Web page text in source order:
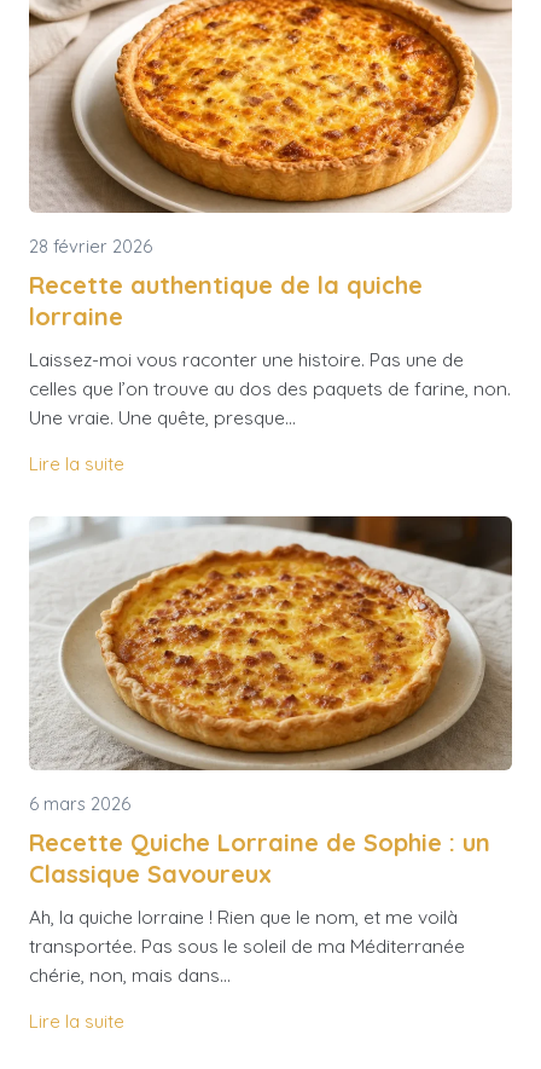
28 février 2026
Recette authentique de la quiche
lorraine
Laissez-moi vous raconter une histoire. Pas une de
celles que l’on trouve au dos des paquets de farine, non.
Une vraie. Une quête, presque…
Lire la suite
6 mars 2026
Recette Quiche Lorraine de Sophie : un
Classique Savoureux
Ah, la quiche lorraine ! Rien que le nom, et me voilà
transportée. Pas sous le soleil de ma Méditerranée
chérie, non, mais dans…
Lire la suite